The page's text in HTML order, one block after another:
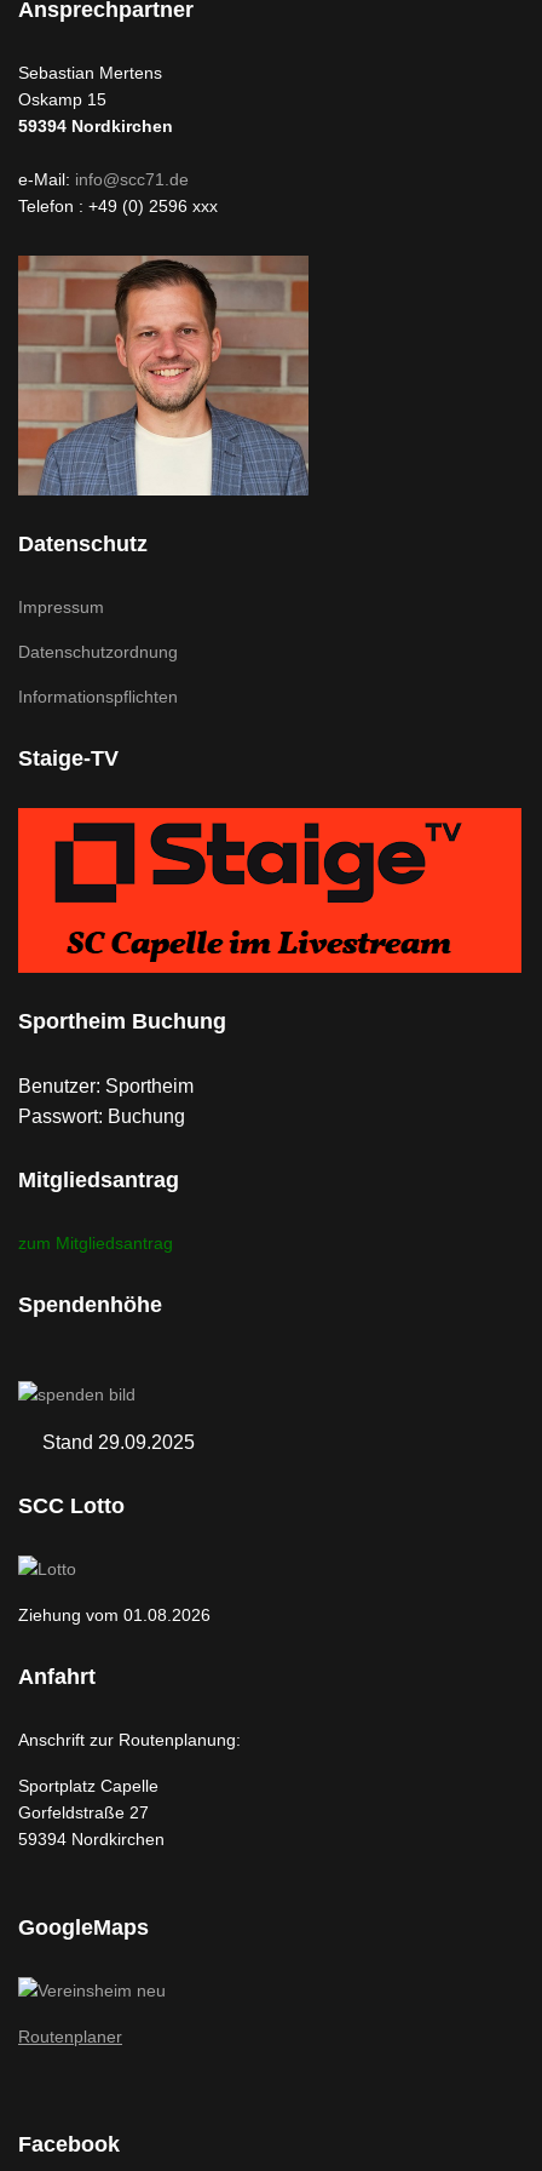
Ansprechpartner
Sebastian Mertens
Oskamp 15
59394 Nordkirchen
e-Mail: info@scc71.de
Telefon : +49 (0) 2596 xxx
Datenschutz
Impressum
Datenschutzordnung
Informationspflichten
Staige-TV
Sportheim Buchung
Benutzer: Sportheim
Passwort: Buchung
Mitgliedsantrag
zum Mitgliedsantrag
Spendenhöhe
Stand 29.09.2025
SCC Lotto
Ziehung vom 01.08.2026
Anfahrt
Anschrift zur Routenplanung:
Sportplatz Capelle
Gorfeldstraße 27
59394 Nordkirchen
GoogleMaps
Routenplaner
Facebook